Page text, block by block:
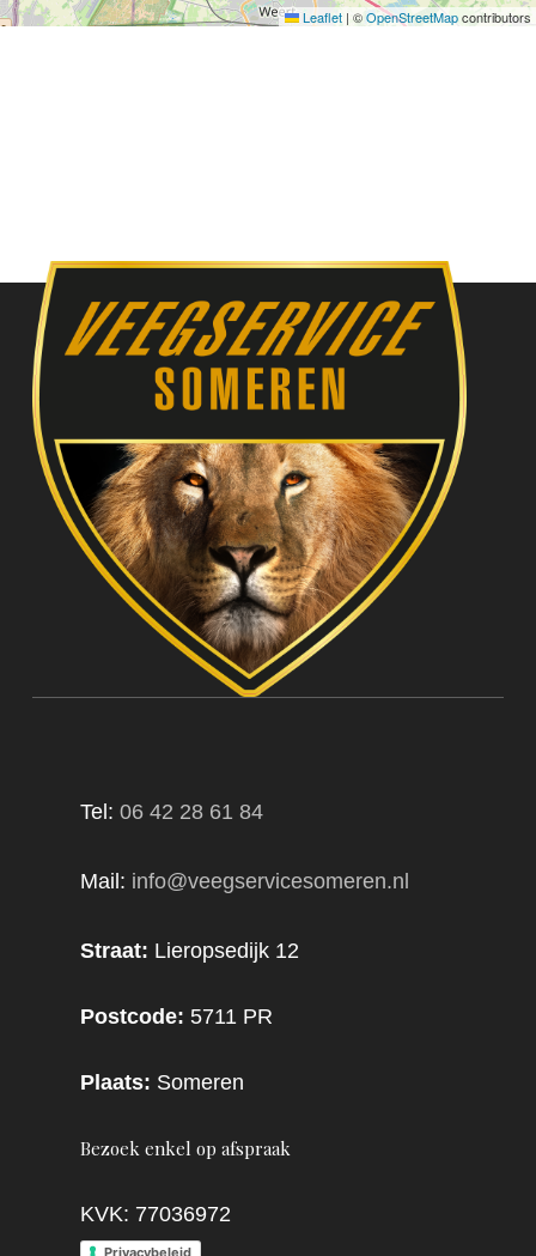
Leaflet | ©OpenStreetMapcontributors
Tel:06 42 28 61 84
Mail: info@veegservicesomeren.nl
Straat: Lieropsedijk 12
Postcode: 5711 PR
Plaats: Someren
Bezoek enkel op afspraak
KVK: 77036972
Privacybeleid